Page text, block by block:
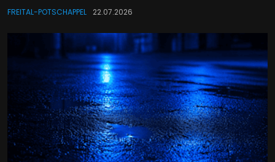
FREITAL-POTSCHAPPEL 22.07.2026